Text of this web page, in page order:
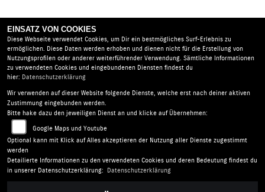
Road Star Motorcycles GmbH |Benno-Strauß-Straße 19 |
90763 Fürth | Deutschland
AGB |Impressum
Barrierefreiheit |Batterieverordnung
Folgen Sie uns
EINSATZ VON COOKIES
Diese Webseite verwendet Cookies, um Dir ein bestmögliches Surf-Erlebnis zu
ermöglichen. Diese Daten werden erhoben und dienen nicht für die Erstellung von
Nutzungsprofilen oder anderer weiterführender Verwendung. Sämtliche Informationen
zu verwendeten Cookies und eingebundenen Diensten findest du
hier: Datenschutzerklärung
Wir verwenden auf dieser Website folgende Dienste, welche erst nach deiner aktiven
Zustimmung eingebunden werden.
Bitte hake dazu den jeweiligen Dienst an und klicke auf Übernehmen:
Google Maps und Youtube
Optional kann mit Klick auf Alles akzeptieren der Nutzung aller Dienste zugestimmt
werden
Detailierte Informationen zu den verwendeten Cookies und deren Bedeutung findest du
in unserer Datenschutzerklärung:
Datenschutzerklärung